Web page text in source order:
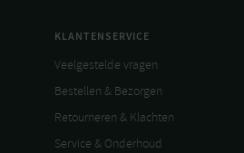
KLANTENSERVICE
Veelgestelde vragen
Bestellen & Bezorgen
Retourneren & Klachten
Service & Onderhoud